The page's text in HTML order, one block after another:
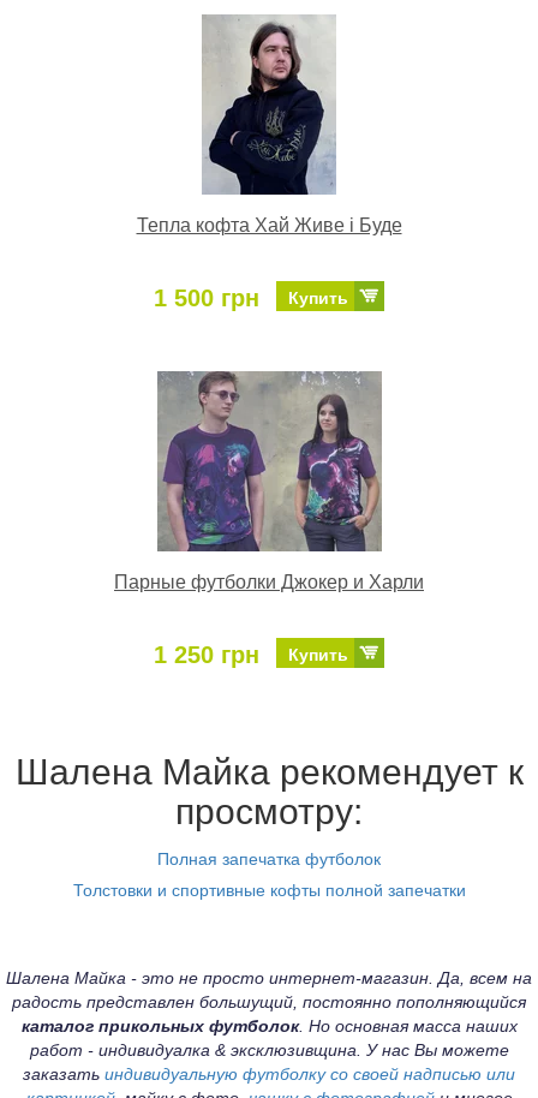
Тепла кофта Хай Живе і Буде
1 500 грн Купить
Парные футболки Джокер и Харли
1 250 грн Купить
Шалена Майка рекомендует к
просмотру:
Полная запечатка футболок
Толстовки и спортивные кофты полной запечатки
Шалена Майка - это не просто интернет-магазин. Да, всем на
радость представлен большущий, постоянно пополняющийся
каталог прикольных футболок. Но основная масса наших
работ - индивидуалка & эксклюзивщина. У нас Вы можете
заказать индивидуальную футболку со своей надписью или